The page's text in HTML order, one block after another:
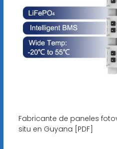
Fabricante de paneles
situ en Guyana [PDF]